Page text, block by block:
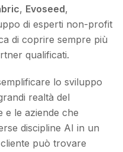
, Evoseed,
di esperti non-profit
di coprire sempre più
qualificati.
lo sviluppo
realtà del
le aziende che
discipline AI in un
può trovare